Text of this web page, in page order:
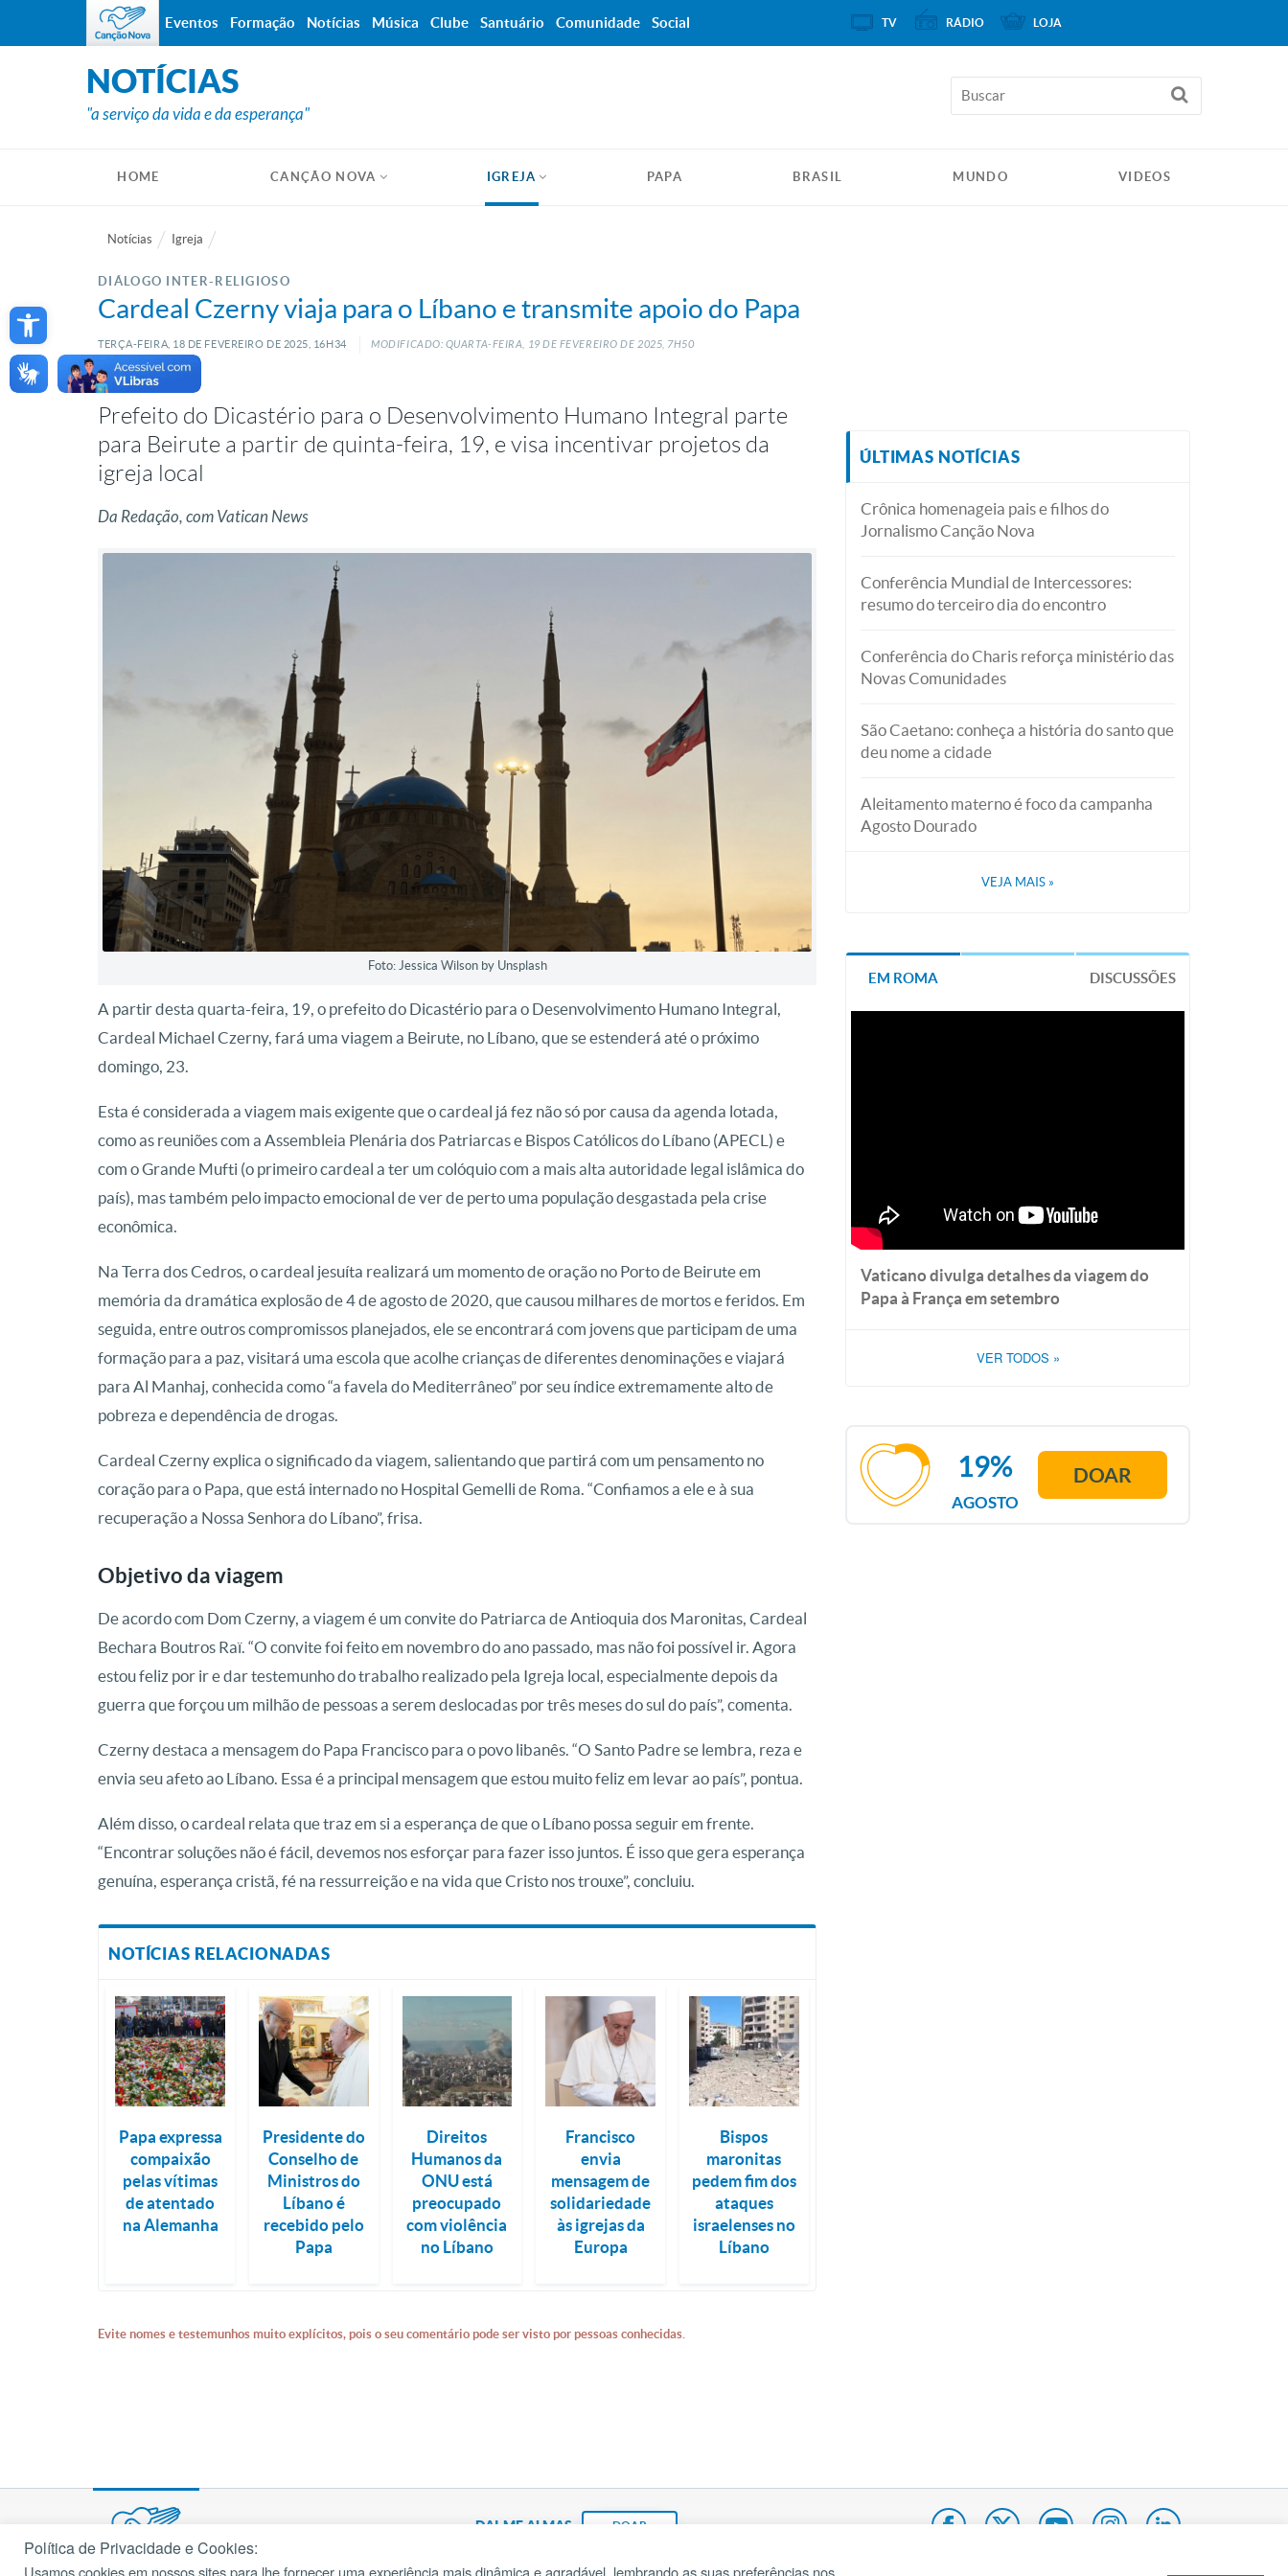
Open toolbar
NOTÍCIAS
"a serviço da vida e da esperança"
HOME CANÇÃO NOVA IGREJA PAPA BRASIL MUNDO VIDEOS
Notícias Igreja
DIÁLOGO INTER-RELIGIOSO
Cardeal Czerny viaja para o Líbano e transmite apoio do Papa
TERÇA-FEIRA, 18 DE FEVEREIRO DE 2025, 16H34 MODIFICADO: QUARTA-FEIRA, 19DE FEVEREIRO DE 2025, 7H50
Prefeito do Dicastério para o Desenvolvimento Humano Integral parte
para Beirute a partir de quinta-feira, 19, e visa incentivar projetos da
igreja local
Da Redação, com Vatican News
Foto: Jessica Wilson by Unsplash
A partir desta quarta-feira, 19, o prefeito do Dicastério para o Desenvolvimento Humano Integral,
Cardeal Michael Czerny, fará uma viagem a Beirute, no Líbano, que se estenderá até o próximo
domingo, 23.
Esta é considerada a viagem mais exigente que o cardeal já fez não só por causa da agenda lotada,
como as reuniões com a Assembleia Plenária dos Patriarcas e Bispos Católicos do Líbano (APECL) e
com o Grande Mufti (o primeiro cardeal a ter um colóquio com a mais alta autoridade legal islâmica do
país), mas também pelo impacto emocional de ver de perto uma população desgastada pela crise
econômica.
Na Terra dos Cedros, o cardeal jesuíta realizará um momento de oração no Porto de Beirute em
memória da dramática explosão de 4 de agosto de 2020, que causou milhares de mortos e feridos. Em
seguida, entre outros compromissos planejados, ele se encontrará com jovens que participam de uma
formação para a paz, visitará uma escola que acolhe crianças de diferentes denominações e viajará
para Al Manhaj, conhecida como “a favela do Mediterrâneo” por seu índice extremamente alto de
pobreza e dependência de drogas.
Cardeal Czerny explica o significado da viagem, salientando que partirá com um pensamento no
coração para o Papa, que está internado no Hospital Gemelli de Roma. “Confiamos a ele e à sua
recuperação a Nossa Senhora do Líbano”, frisa.
Objetivo da viagem
De acordo com Dom Czerny, a viagem é um convite do Patriarca de Antioquia dos Maronitas, Cardeal
Bechara Boutros Raï. “O convite foi feito em novembro do ano passado, mas não foi possível ir. Agora
estou feliz por ir e dar testemunho do trabalho realizado pela Igreja local, especialmente depois da
guerra que forçou um milhão de pessoas a serem deslocadas por três meses do sul do país”, comenta.
Czerny destaca a mensagem do Papa Francisco para o povo libanês. “O Santo Padre se lembra, reza e
envia seu afeto ao Líbano. Essa é a principal mensagem que estou muito feliz em levar ao país”, pontua.
Além disso, o cardeal relata que traz em si a esperança de que o Líbano possa seguir em frente.
“Encontrar soluções não é fácil, devemos nos esforçar para fazer isso juntos. É isso que gera esperança
genuína, esperança cristã, fé na ressurreição e na vida que Cristo nos trouxe”, concluiu.
NOTÍCIAS RELACIONADAS
Papa expressa
compaixão
pelas vítimas
de atentado
na Alemanha
Presidente do
Conselho de
Ministros do
Líbano é
recebido pelo
Papa
Direitos
Humanos da
ONU está
preocupado
com violência
no Líbano
Francisco
envia
mensagem de
solidariedade
às igrejas da
Europa
Bispos
maronitas
pedem fim dos
ataques
israelenses no
Líbano
Evite nomes e testemunhos muito explícitos, pois o seu comentário pode ser visto por pessoas conhecidas.
ÚLTIMAS NOTÍCIAS
Crônica homenageia pais e filhos do
Jornalismo Canção Nova
Conferência Mundial de Intercessores:
resumo do terceiro dia do encontro
Conferência do Charis reforça ministério das
Novas Comunidades
São Caetano: conheça a história do santo que
deu nome a cidade
Aleitamento materno é foco da campanha
Agosto Dourado
VEJA MAIS »
EM ROMA DISCUSSÕES
Vaticano divulga detalhes da viagem do
Papa à França em setembro
VER TODOS »
AGOSTO
19% DOAR
Eventos Formação Notícias Música Clube Santuário Comunidade Social TV RÁDIO LOJA
DAI-ME ALMAS DOAR
Política de Privacidade e Cookies:
Usamos cookies em nossos sites para lhe fornecer uma experiência mais dinâmica e agradável, lembrando as suas preferências nos